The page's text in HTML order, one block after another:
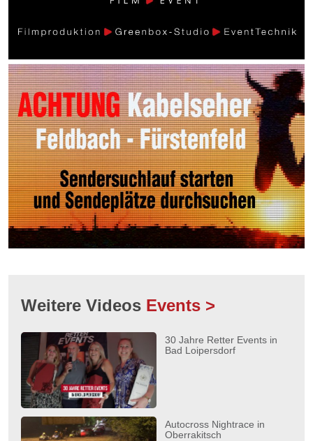
Weitere Videos Events >
30 Jahre Retter Events in
Bad Loipersdorf
Autocross Nightrace in
Oberrakitsch